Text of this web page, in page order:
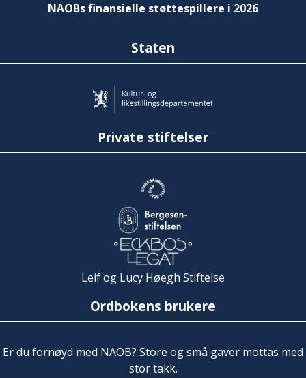
NAOBs finansielle støttespillere i 2026
Staten
Private stiftelser
Leif og Lucy Høegh Stiftelse
Ordbokens brukere
Er du fornøyd med NAOB? Store og små gaver mottas med
stor takk.